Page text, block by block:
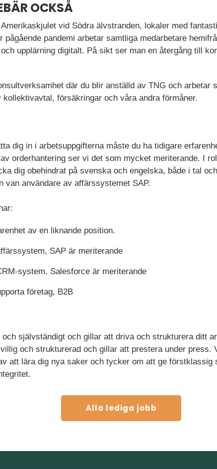
OCKSÅ
vid Södra älvstranden, lokaler med
pågående pandemi arbetar samtliga medarbetare
upplärning digitalt. På sikt ser man en återgång till
där du blir anställd av TNG och arbetar
försäkringar och våra andra förmåner.
dig in i arbetsuppgifterna måste du ha tidigare
orderhantering ser vi det som mycket meriterande. I
dig obehindrat på svenska och engelska, både i tal
van användare av affärssystemet SAP.
av en liknande position.
SAP är meriterande
system, Salesforce är meriterande
företag, B2B
självständigt och gillar att driva och strukturera ditt
och strukturerad och gillar att prestera under press.
att lära dig nya saker och tycker om att ge förstklassig
Alla lediga jobb